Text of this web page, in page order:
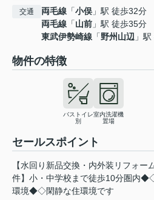
交通 両毛線 「小俣 」駅 徒歩32分
両毛線 「山前 」駅 徒歩35分
東武伊勢崎線 「野州山辺 」
物件の特徴
バストイレ
別
室内洗濯機
置場
セールスポイント
【水回り新品交換・内外装リフォー
件】小・中学校まで徒歩10分圏内
環境◆◇閑静な住環境です